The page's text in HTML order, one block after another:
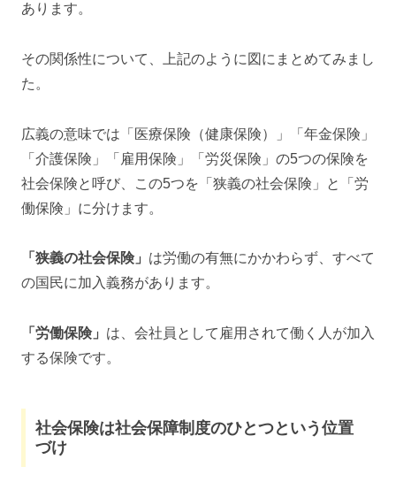
あります。
その関係性について、上記のように図にまとめてみまし
た。
広義の意味では「医療保険（健康保険）」「年金保険」
「介護保険」「雇用保険」「労災保険」の5つの保険を
社会保険と呼び、この5つを「狭義の社会保険」と「労
働保険」に分けます。
「狭義の社会保険」 は労働の有無にかかわらず、すべて
の国民に加入義務があります。
「労働保険」 は、会社員として雇用されて働く人が加入
する保険です。
社会保険は社会保障制度のひとつという位置
づけ